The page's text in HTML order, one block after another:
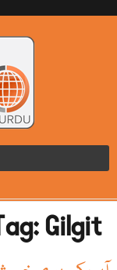
Gilgit